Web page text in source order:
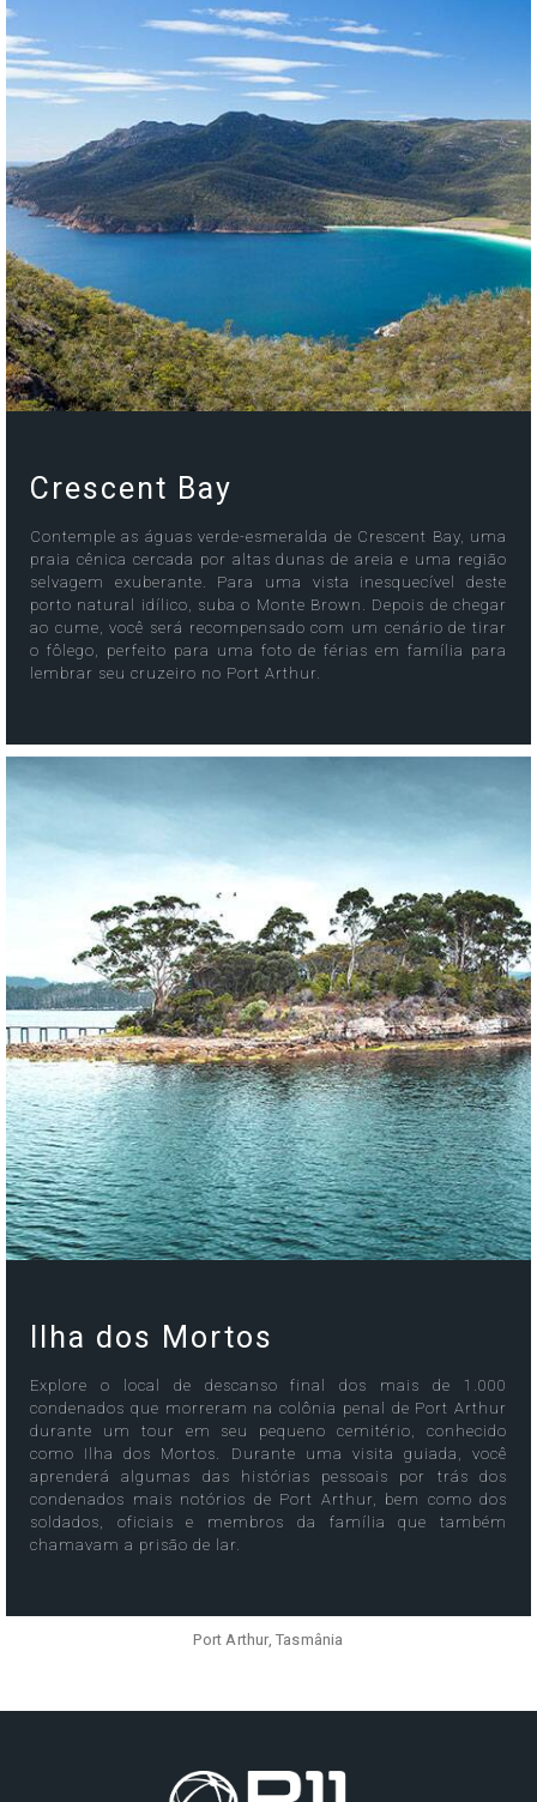
Crescent Bay
Contemple as águas verde-esmeralda de Crescent Bay, uma
praia cênica cercada por altas dunas de areia e uma região
selvagem exuberante. Para uma vista inesquecível deste
porto natural idílico, suba o Monte Brown. Depois de chegar
ao cume, você será recompensado com um cenário de tirar
o fôlego, perfeito para uma foto de férias em família para
lembrar seu cruzeiro no Port Arthur.
Ilha dos Mortos
Explore o local de descanso final dos mais de 1.000
condenados que morreram na colônia penal de Port Arthur
durante um tour em seu pequeno cemitério, conhecido
como Ilha dos Mortos. Durante uma visita guiada, você
aprenderá algumas das histórias pessoais por trás dos
condenados mais notórios de Port Arthur, bem como dos
soldados, oficiais e membros da família que também
chamavam a prisão de lar.
Port Arthur, Tasmânia